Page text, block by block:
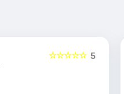
5
☆☆☆☆☆